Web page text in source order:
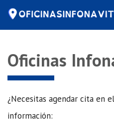
Oficinas
¿Necesitas agendar cita en el
información: